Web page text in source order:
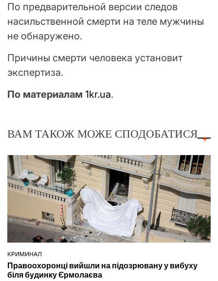
По предварительной версии следов
насильственной смерти на теле мужчины
не обнаружено.
Причины смерти человека установит
экспертиза.
По материалам 1kr.ua.
ВАМ ТАКОЖ МОЖЕ СПОДОБАТИСЯ
ОПУБЛІКУВАТИ
КРИМИНАЛ
Правоохоронці вийшли на підозрювану у вибуху
біля будинку Єрмолаєва